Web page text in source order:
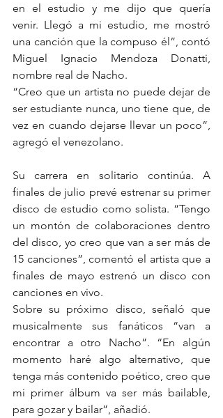
en el estudio y me dijo que quería
venir. Llegó a mi estudio, me mostró
una canción que la compuso él”, contó
Miguel Ignacio Mendoza Donatti,
nombre real de Nacho.
“Creo que un artista no puede dejar de
ser estudiante nunca, uno tiene que, de
vez en cuando dejarse llevar un poco”,
agregó el venezolano.
Su carrera en solitario continúa. A
finales de julio prevé estrenar su primer
disco de estudio como solista. “Tengo
un montón de colaboraciones dentro
del disco, yo creo que van a ser más de
15 canciones”, comentó el artista que a
finales de mayo estrenó un disco con
canciones en vivo.
Sobre su próximo disco, señaló que
musicalmente sus fanáticos “van a
encontrar a otro Nacho”. “En algún
momento haré algo alternativo, que
tenga más contenido poético, creo que
mi primer álbum va ser más bailable,
para gozar y bailar”, añadió.